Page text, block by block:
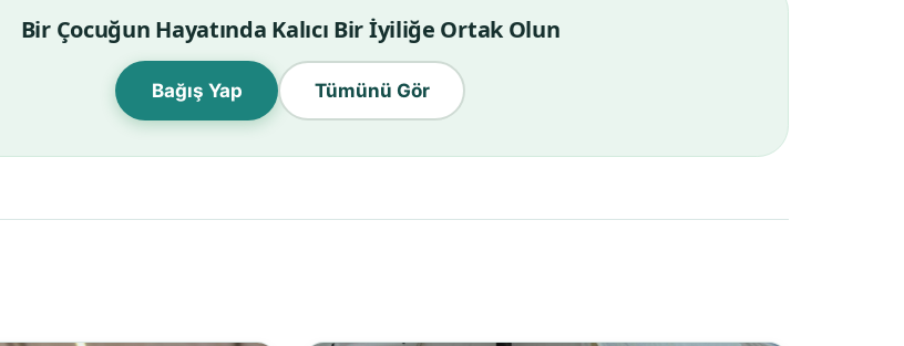
Bir Çocuğun Hayatında Kalıcı Bir İyiliğe Ortak Olun
Bağış Yap Tümünü Gör